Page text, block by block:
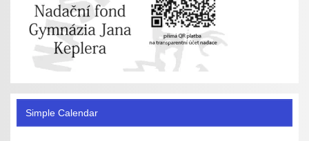
Simple Calendar